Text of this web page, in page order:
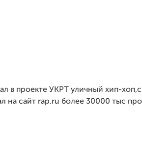
в проекте УКРТ уличный хип-
на сайт rap.ru более 30000 тыс